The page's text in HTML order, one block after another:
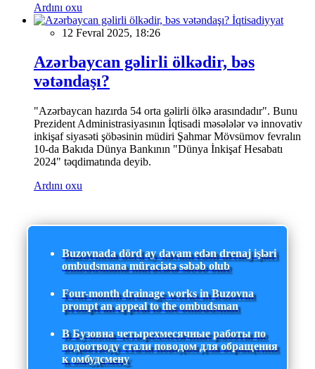
Ardını oxu
İqtisadiyyat
12 Fevral 2025, 18:26
Azərbaycan gəlirli ölkədir, bəs
vətəndaşı?
"Azərbaycan hazırda 54 orta gəlirli ölkə arasındadır". Bunu
Prezident Administrasiyasının İqtisadi məsələlər və innovativ
inkişaf siyasəti şöbəsinin müdiri Şahmar Mövsümov fevralın
10-da Bakıda Dünya Bankının "Dünya İnkişaf Hesabatı
2024" təqdimatında deyib.
Ardını oxu
Buzovnada dörd ay davam edən drenaj işləri
ombudsmana müraciətə səbəb olub
Four-month drainage works in Buzovna
prompt an appeal to the ombudsman
В Бузовна четырехмесячные работы по
водоотводу стали поводом для обращения
к омбудсмену